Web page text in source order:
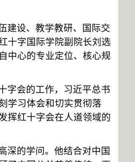
建设、教学教研、国际交
十字国际学院副院长刘选
中心的专业定位、核心规
字会的工作，习近平总书
学习体会和切实贯彻落
挥红十字会在人道领域的
深的学问。他结合对中国